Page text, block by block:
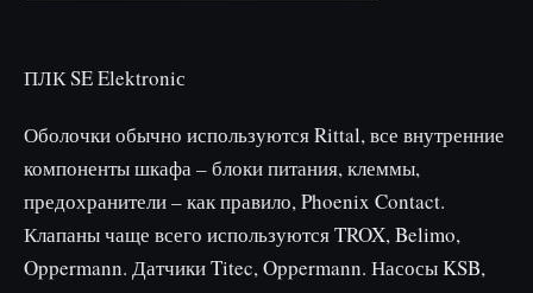
ПЛК SE Elektroniс
Оболочки обычно используются Rittal, все внутренние
компоненты шкафа – блоки питания, клеммы,
предохранители – как правило, Phoenix Contact.
Клапаны чаще всего используются TROX, Belimo,
Oppermann. Датчики Titec, Oppermann. Насосы KSB,